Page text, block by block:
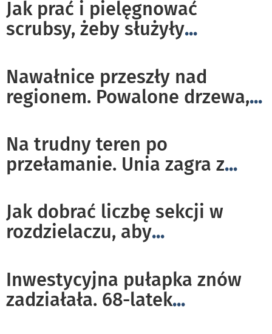
Jak prać i pielęgnować
scrubsy, żeby służyły...
Nawałnice przeszły nad
regionem. Powalone drzewa,...
Na trudny teren po
przełamanie. Unia zagra z...
Jak dobrać liczbę sekcji w
rozdzielaczu, aby...
Inwestycyjna pułapka znów
zadziałała. 68-latek...